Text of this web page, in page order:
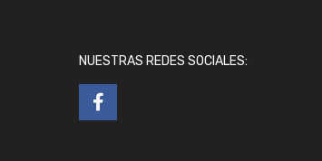
NUESTRAS REDES SOCIALES: